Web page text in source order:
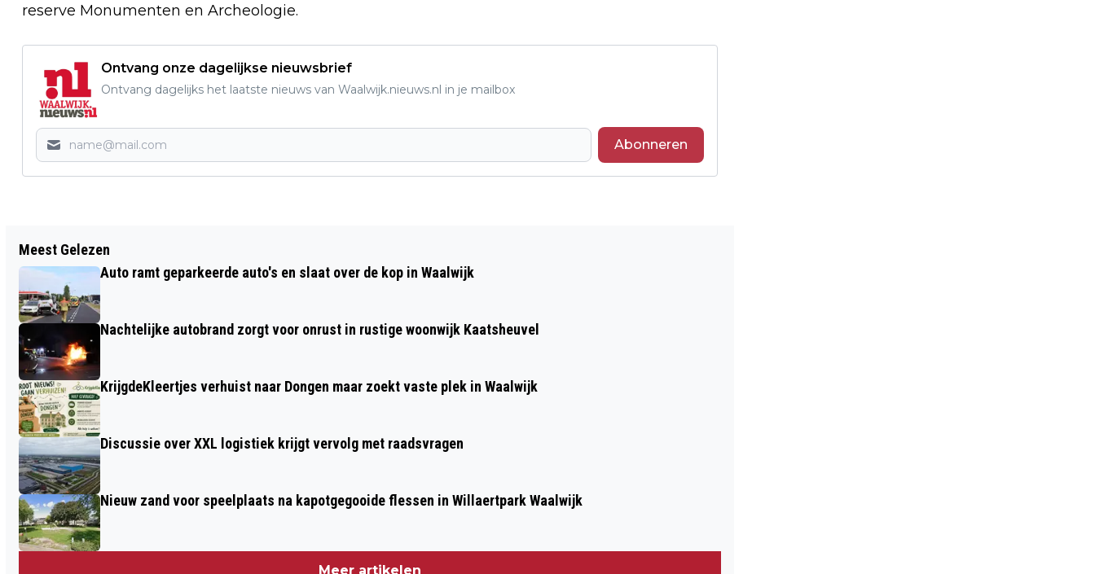
reserve Monumenten en Archeologie.
Ontvang onze dagelijkse nieuwsbrief
Ontvang dagelijks het laatste nieuws van Waalwijk.nieuws.nl in je mailbox
Abonneren
VAN MOSSEL MG TACHOS GRIJPT
NAAST TITEL MAAR HOUDT
PROMOTIEDROOM LEVEND
VERHALEN TOT LEVEN IN SPRANG-
Meest Gelezen
Auto ramt geparkeerde auto's en slaat over de kop in Waalwijk
Nachtelijke autobrand zorgt voor onrust in rustige woonwijk Kaatsheuvel
KrijgdeKleertjes verhuist naar Dongen maar zoekt vaste plek in Waalwijk
Discussie over XXL logistiek krijgt vervolg met raadsvragen
Nieuw zand voor speelplaats na kapotgegooide flessen in Willaertpark Waalwijk
Meer artikelen